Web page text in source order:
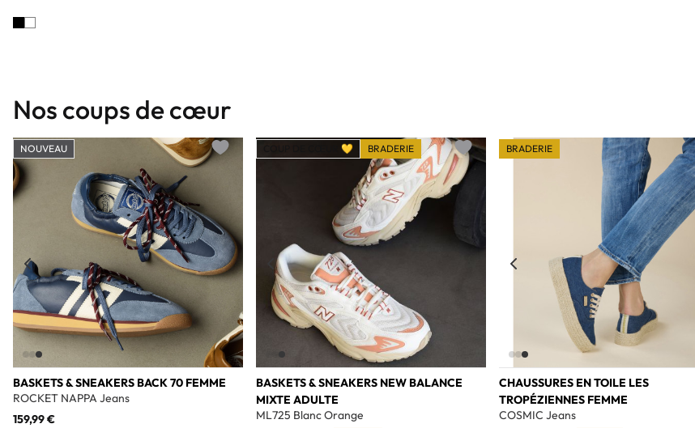
Nos coups de cœur
BASKETS & SNEAKERS BACK 70 FEMME
ROCKET NAPPA Jeans
159,99 €
NOUVEAU
Add to wishlist
BASKETS & SNEAKERS NEW BALANCE
MIXTE ADULTE
ML725 Blanc Orange
COUP DE CŒUR 💛 BRADERIE
Add to wishlist
CHAUSSURES EN TOILE LES
TROPÉZIENNES FEMME
COSMIC Jeans
BRADERIE